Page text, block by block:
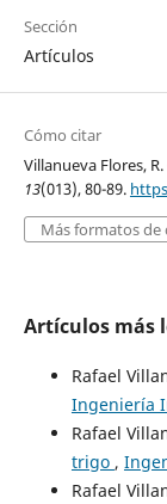
Sección
Artículos
Cómo citar
Villanueva Flores,
13(013), 80-89.
Más formatos de
Artículos más
Rafael
Ingeniería
Rafael
trigo ,
Rafael